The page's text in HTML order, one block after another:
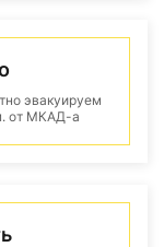
эвакуируем
от МКАД-а